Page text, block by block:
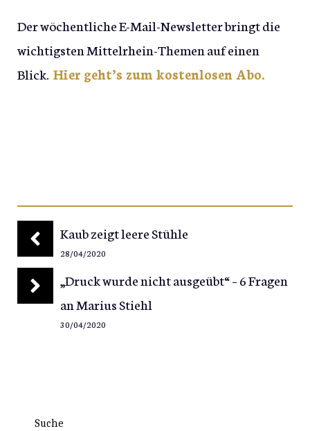
Der wöchentliche E-Mail-Newsletter bringt die
wichtigsten Mittelrhein-Themen auf einen
Blick. Hier geht’s zum kostenlosen Abo.
Kaub zeigt leere Stühle
28/04/2020
„Druck wurde nicht ausgeübt“ – 6 Fragen
an Marius Stiehl
30/04/2020
Suche